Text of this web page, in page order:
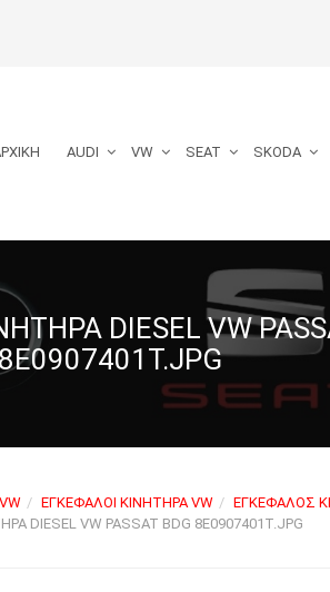
AUDI VW SEAT SKODA
DIESEL VW
ΕΓΚΈΦΑΛΟΙ ΚΙΝΗΤΉΡΑ VW
ΕΓΚΈΦΑΛΟΣ
DIESEL VW PASSAT BDG 8E0907401T.JPG